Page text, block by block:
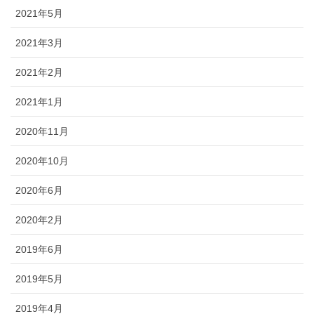
2021年5月
2021年3月
2021年2月
2021年1月
2020年11月
2020年10月
2020年6月
2020年2月
2019年6月
2019年5月
2019年4月